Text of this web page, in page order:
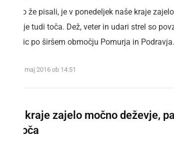
Kot smo že pisali, je v ponedeljek naše kraje
padala je tudi toča. Dež, veter in udari strel so
preglavic po širšem območju Pomurja in Podravja.
torek, 24. maj 2016 ob 14:51
Naše kraje zajelo močno deževje,
tudi toča